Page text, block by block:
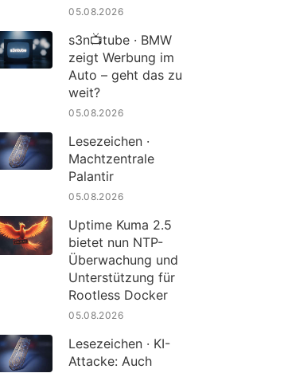
05.08.2026
s3n📺tube · BMW
zeigt Werbung im
Auto – geht das zu
weit?
05.08.2026
Lesezeichen ·
Machtzentrale
Palantir
05.08.2026
Uptime Kuma 2.5
bietet nun NTP-
Überwachung und
Unterstützung für
Rootless Docker
05.08.2026
Lesezeichen · KI-
Attacke: Auch